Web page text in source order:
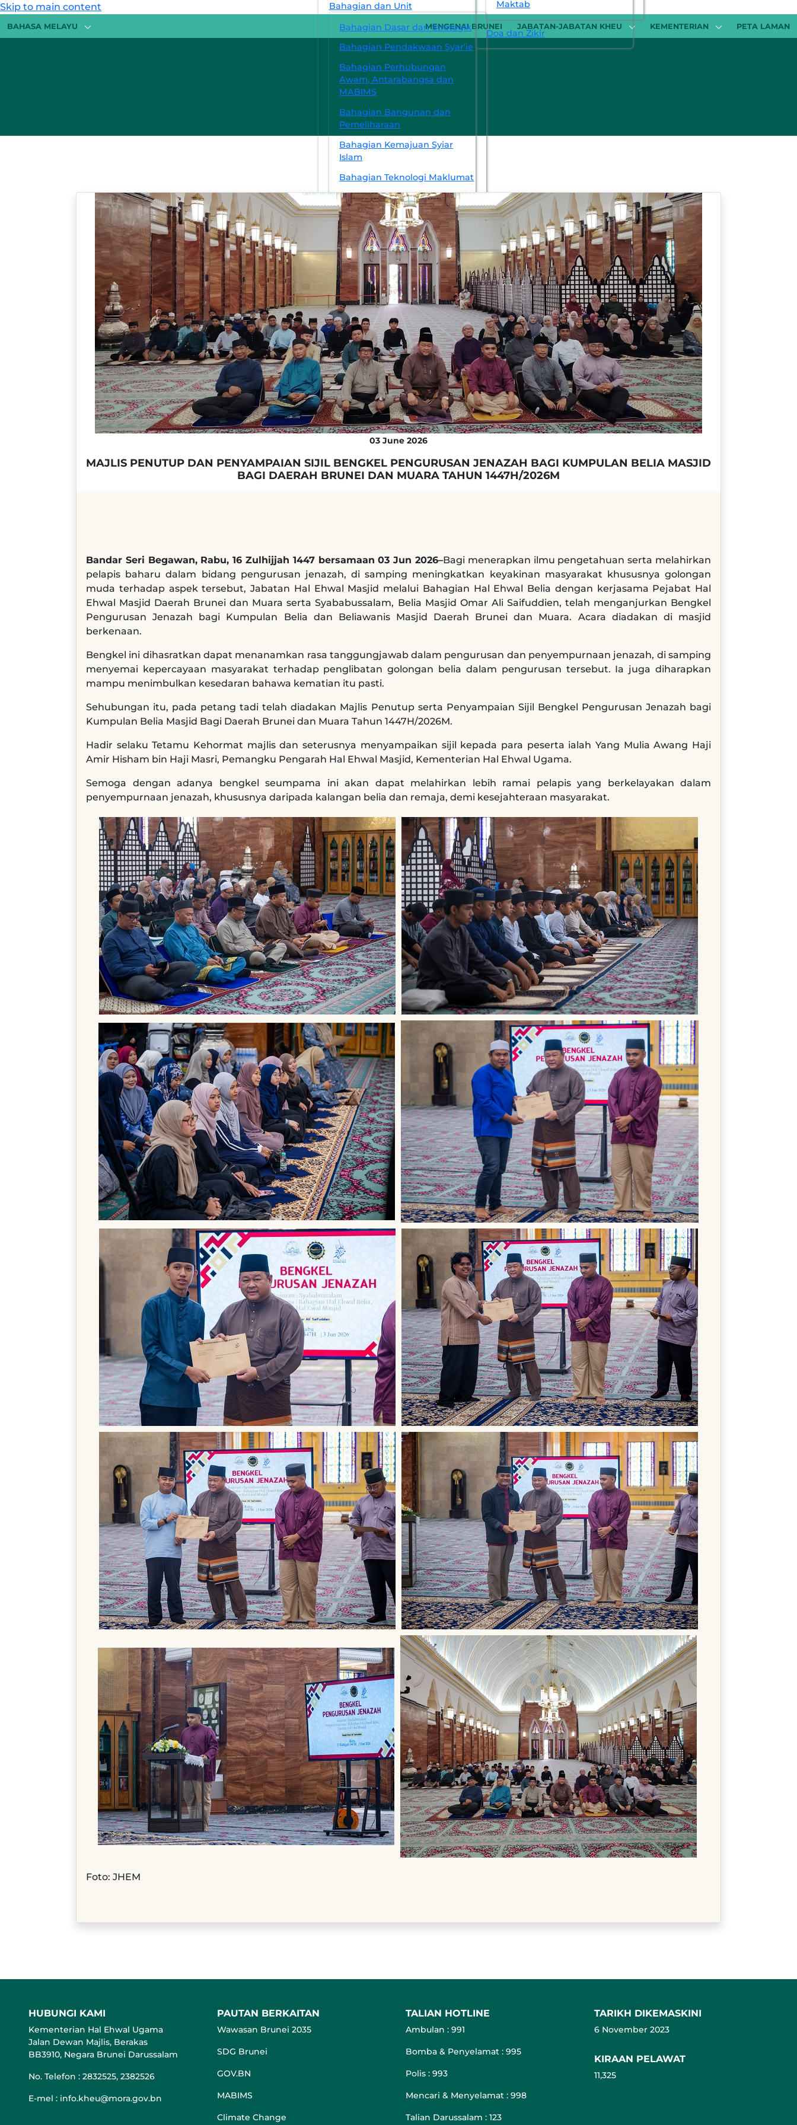
Skip to main content
BAHASA MELAYU MENGENAI BRUNEI JABATAN-JABATAN KHEU KEMENTERIAN PETA LAMAN
Bahagian dan Unit
Bahagian Dasar dan Strategik
Bahagian Pendakwaan Syar'ie
Bahagian Perhubungan
Awam, Antarabangsa dan
MABIMS
Bahagian Bangunan dan
Pemeliharaan
Bahagian Kemajuan Syiar
Islam
Bahagian Teknologi Maklumat
Pejabat Ugama Daerah Belait
Pejabat Ugama Daerah
Temburong
Pejabat Ugama Daerah
Tutong
Struktur Organisasi
Rancangan Strategik
Dasar-Dasar
Pegawai-Pegawai Utama
Maktab
Doa dan Zikir
03 June 2026
MAJLIS PENUTUP DAN PENYAMPAIAN SIJIL BENGKEL PENGURUSAN JENAZAH BAGI KUMPULAN BELIA MASJID
BAGI DAERAH BRUNEI DAN MUARA TAHUN 1447H/2026M
Bandar Seri Begawan, Rabu, 16 Zulhijjah 1447 bersamaan 03 Jun 2026–Bagi menerapkan ilmu pengetahuan serta melahirkan
pelapis baharu dalam bidang pengurusan jenazah, di samping meningkatkan keyakinan masyarakat khususnya golongan
muda terhadap aspek tersebut, Jabatan Hal Ehwal Masjid melalui Bahagian Hal Ehwal Belia dengan kerjasama Pejabat Hal
Ehwal Masjid Daerah Brunei dan Muara serta Syababussalam, Belia Masjid Omar Ali Saifuddien, telah menganjurkan Bengkel
Pengurusan Jenazah bagi Kumpulan Belia dan Beliawanis Masjid Daerah Brunei dan Muara. Acara diadakan di masjid
berkenaan.
Bengkel ini dihasratkan dapat menanamkan rasa tanggungjawab dalam pengurusan dan penyempurnaan jenazah, di samping
menyemai kepercayaan masyarakat terhadap penglibatan golongan belia dalam pengurusan tersebut. Ia juga diharapkan
mampu menimbulkan kesedaran bahawa kematian itu pasti.
Sehubungan itu, pada petang tadi telah diadakan Majlis Penutup serta Penyampaian Sijil Bengkel Pengurusan Jenazah bagi
Kumpulan Belia Masjid Bagi Daerah Brunei dan Muara Tahun 1447H/2026M.
Hadir selaku Tetamu Kehormat majlis dan seterusnya menyampaikan sijil kepada para peserta ialah Yang Mulia Awang Haji
Amir Hisham bin Haji Masri, Pemangku Pengarah Hal Ehwal Masjid, Kementerian Hal Ehwal Ugama.
Semoga dengan adanya bengkel seumpama ini akan dapat melahirkan lebih ramai pelapis yang berkelayakan dalam
penyempurnaan jenazah, khususnya daripada kalangan belia dan remaja, demi kesejahteraan masyarakat.​
​Foto: JHEM
HUBUNGI KAMI
Kementerian Hal Ehwal Ugama
Jalan Dewan Majlis, Berakas
BB3910, Negara Brunei Darussalam
No. Telefon : 2832525, 2382526
E-mel : info.kheu@mora.gov.bn
PAUTAN BERKAITAN
Wawasan Brunei 2035
SDG Brunei
GOV.BN
MABIMS
Climate Change
TALIAN HOTLINE
Ambulan : 991
Bomba & Penyelamat : 995
Polis : 993
Mencari & Menyelamat : 998
Talian Darussalam : 123
TARIKH DIKEMASKINI
6 November 2023
KIRAAN PELAWAT
11,325